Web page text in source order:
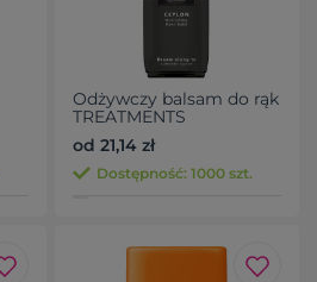
Odżywczy balsam do rąk
TREATMENTS
od 21,14 zł
Dostępność: 1000 szt.